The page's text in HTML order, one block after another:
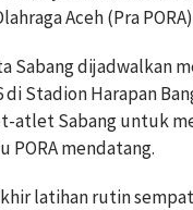
Aceh (Pra
Sabang dijadwalkan
Stadion Harapan
atlet Sabang untuk
mendatang.
latihan rutin